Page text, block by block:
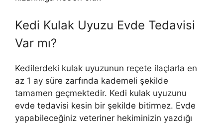
Kedi Kulak Uyuzu Evde Tedavisi
Var mı?
Kedilerdeki kulak uyuzunun reçete ilaçlarla en
az 1 ay süre zarfında kademeli şekilde
tamamen geçmektedir. Kedi kulak uyuzunu
evde tedavisi kesin bir şekilde bitirmez. Evde
yapabileceğiniz veteriner hekiminizin yazdığı